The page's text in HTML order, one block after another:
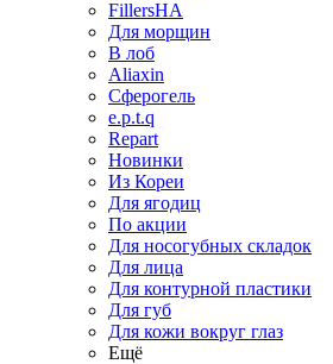
FillersHA
Для морщин
В лоб
Aliaxin
Сферогель
e.p.t.q
Repart
Новинки
Из Кореи
Для ягодиц
По акции
Для носогубных складок
Для лица
Для контурной пластики
Для губ
Для кожи вокруг глаз
Ещё